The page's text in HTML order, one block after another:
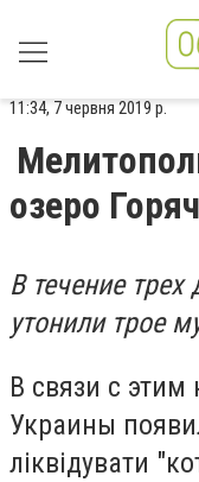
11:34, 7 червня 2019 р.
озеро
В течение трех
утонили трое
В связи с этим
Украины
ліквідувати